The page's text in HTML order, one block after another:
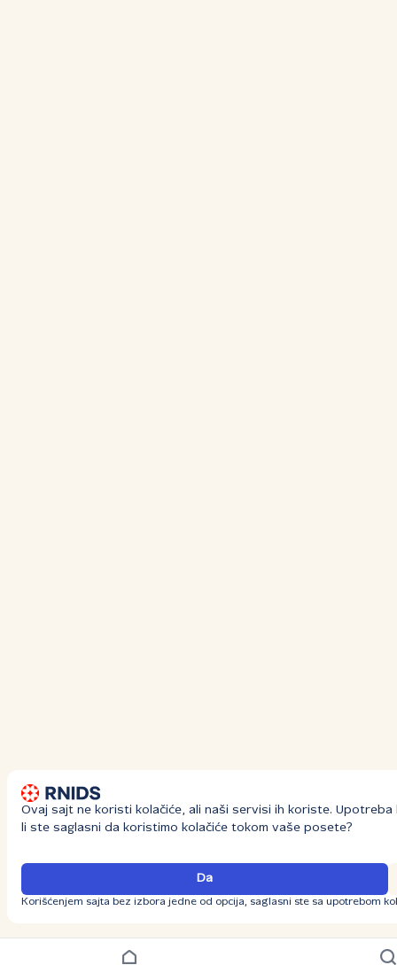
Ovaj sajt ne koristi kolačiće, ali naši servisi ih koriste. Upotreba
li ste saglasni da koristimo kolačiće tokom vaše posete?
Da
Korišćenjem sajta bez izbora jedne od opcija, saglasni ste sa upotrebom